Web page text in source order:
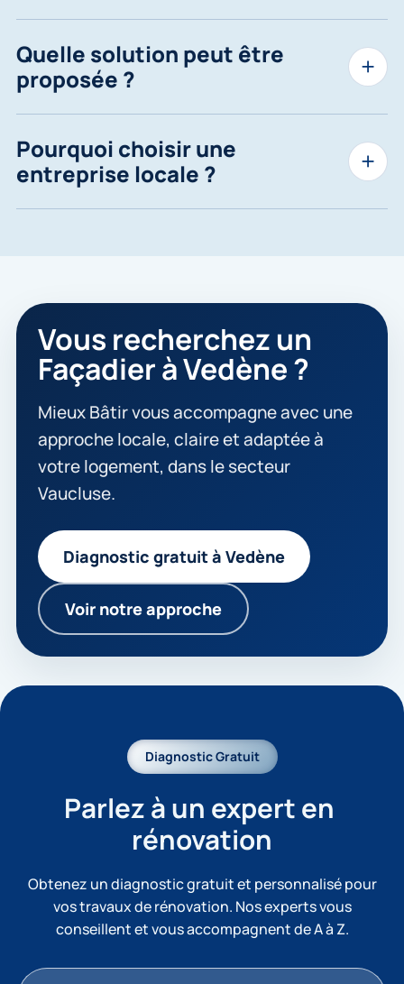
Quelle solution peut être
proposée ?
Pourquoi choisir une
entreprise locale ?
Vous recherchez un
Façadier à Vedène ?
Mieux Bâtir vous accompagne avec une
approche locale, claire et adaptée à
votre logement, dans le secteur
Vaucluse.
Diagnostic gratuit à Vedène
Voir notre approche
Diagnostic Gratuit
Parlez à un expert en
rénovation
Obtenez un diagnostic gratuit et personnalisé pour
vos travaux de rénovation. Nos experts vous
conseillent et vous accompagnent de A à Z.